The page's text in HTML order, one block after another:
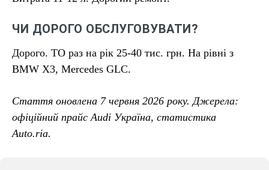
ЧИ ДОРОГО ОБСЛУГОВУВАТИ?
Дорого. ТО раз на рік 25-40 тис. грн. На рівні з
BMW X3, Mercedes GLC.
Стаття оновлена 7 червня 2026 року. Джерела:
офіційний прайс Audi Україна, статистика
Auto.ria.